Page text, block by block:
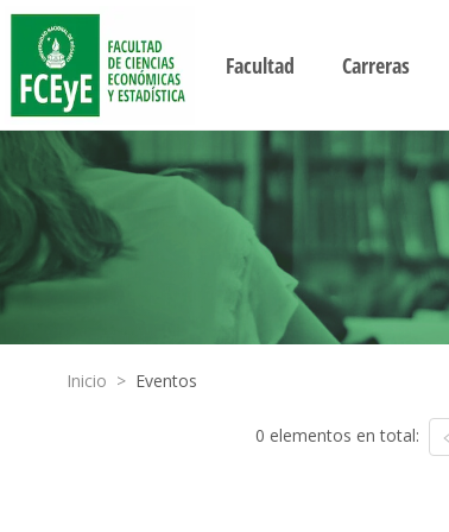
Facultad Carreras
Inicio > Eventos
0 elementos en total: